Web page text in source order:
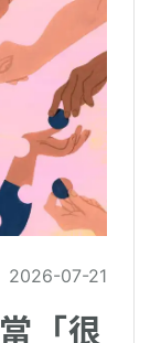
2026-07-21
「很